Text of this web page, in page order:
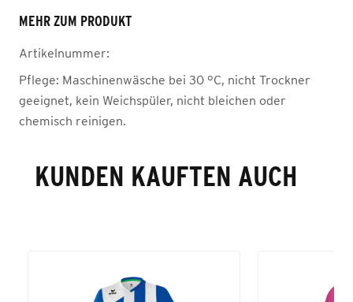
MEHR ZUM PRODUKT
Artikelnummer:
Pflege: Maschinenwäsche bei 30 °C, nicht Trockner
geeignet, kein Weichspüler, nicht bleichen oder
chemisch reinigen.
KUNDEN KAUFTEN AUCH